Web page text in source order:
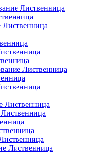
Lasur (1)
(1)
High-Tech
Plus-Lasur(1)
(1)
(1)
Лиственница
Лиственница
Лиственница
Лиственница
Лиственница